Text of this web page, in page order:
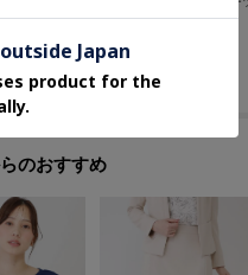
¥9,240
60 %OFF
のおすすめ